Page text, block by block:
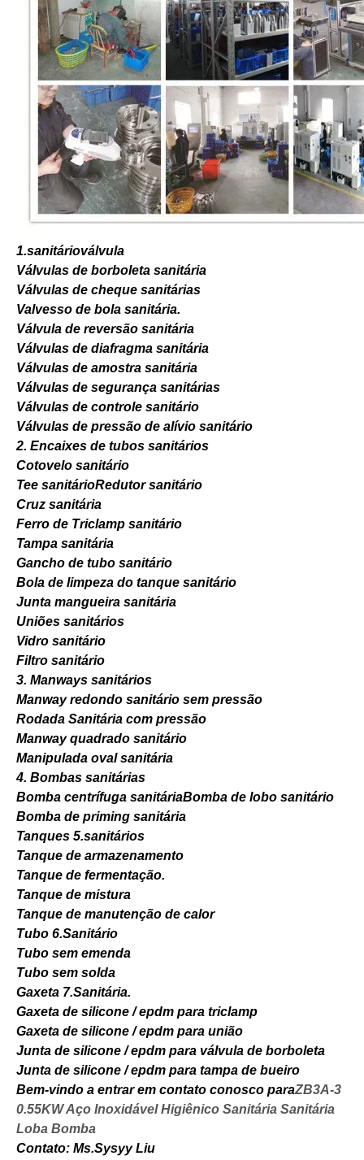
1.sanitárioválvula
Válvulas de borboleta sanitária
Válvulas de cheque sanitárias
Valvesso de bola sanitária.
Válvula de reversão sanitária
Válvulas de diafragma sanitária
Válvulas de amostra sanitária
Válvulas de segurança sanitárias
Válvulas de controle sanitário
Válvulas de pressão de alívio sanitário
2. Encaixes de tubos sanitários
Cotovelo sanitário
Tee sanitárioRedutor sanitário
Cruz sanitária
Ferro de Triclamp sanitário
Tampa sanitária
Gancho de tubo sanitário
Bola de limpeza do tanque sanitário
Junta mangueira sanitária
Uniões sanitários
Vidro sanitário
Filtro sanitário
3. Manways sanitários
Manway redondo sanitário sem pressão
Rodada Sanitária com pressão
Manway quadrado sanitário
Manipulada oval sanitária
4. Bombas sanitárias
Bomba centrífuga sanitáriaBomba de lobo sanitário
Bomba de priming sanitária
Tanques 5.sanitários
Tanque de armazenamento
Tanque de fermentação.
Tanque de mistura
Tanque de manutenção de calor
Tubo 6.Sanitário
Tubo sem emenda
Tubo sem solda
Gaxeta 7.Sanitária.
Gaxeta de silicone / epdm para triclamp
Gaxeta de silicone / epdm para união
Junta de silicone / epdm para válvula de borboleta
Junta de silicone / epdm para tampa de bueiro
Bem-vindo a entrar em contato conosco paraZB3A-3
0.55KW Aço Inoxidável Higiênico Sanitária Sanitária
Loba Bomba
Contato: Ms.Sysyy Liu